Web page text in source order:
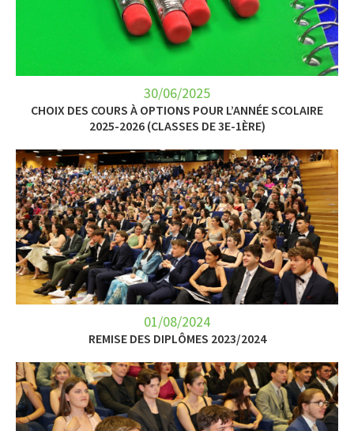
30/06/2025
CHOIX DES COURS À OPTIONS POUR L’ANNÉE SCOLAIRE
2025-2026 (CLASSES DE 3E-1ÈRE)
01/08/2024
REMISE DES DIPLÔMES 2023/2024